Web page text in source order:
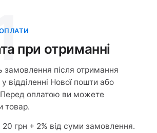
при отриманні
замовлення після отримання
відділенні Нової пошти або
Перед оплатою ви можете
товар.
20 грн + 2% від суми замовлення.